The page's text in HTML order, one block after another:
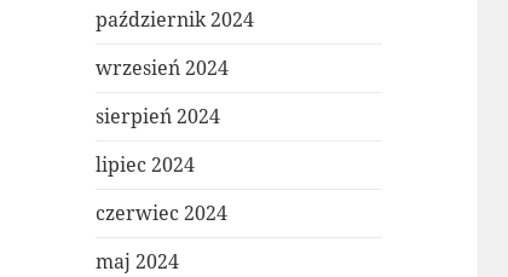
październik 2024
wrzesień 2024
sierpień 2024
lipiec 2024
czerwiec 2024
maj 2024